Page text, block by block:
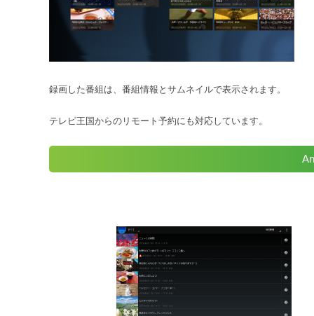
録画した番組は、番組情報とサムネイルで表示されます。
テレビ王国からのリモート予約にも対応しています。